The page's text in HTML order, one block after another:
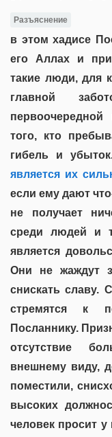
Разъяснение
в этом хадисе
его Аллах и
такие люди, для
главной
того, кто
гибель и
является их
если ему дают
не получает
среди людей и
является
Они не жаждут
снискать славу.
стремятся к
Посланнику.
отсутствие
внешнему виду,
поместили,
высоких
человек просит у